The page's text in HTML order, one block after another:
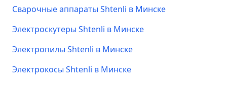
Сварочные аппараты Shtenli в Минске
Электроскутеры Shtenli в Минске
Электропилы Shtenli в Минске
Электрокосы Shtenli в Минске